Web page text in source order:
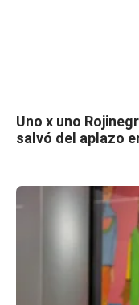
Uno x uno
salvó del aplazo